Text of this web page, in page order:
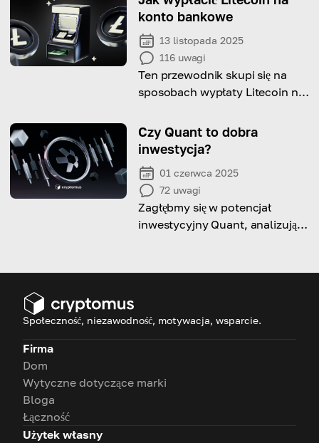
odbudowę.
konto bankowe
13 listopada 2025
116 uwagi
Ten przewodnik skupi się na
sposobach wypłaty Litecoin na
ważnych czynnikach, które
należy wziąć pod uwagę
podczas tego procesu!
Czy Quant to dobra
inwestycja?
01 czerwca 2025
72 uwagi
Zagłębmy się w potencjał
inwestycyjny Quant, analizując
które możesz napotkać jako
Społeczność, niezawodność, motywacja, wsparcie.
Firma
Dom
Wytyczne dotyczące marki
Bloga
Łączność
Użytek własny